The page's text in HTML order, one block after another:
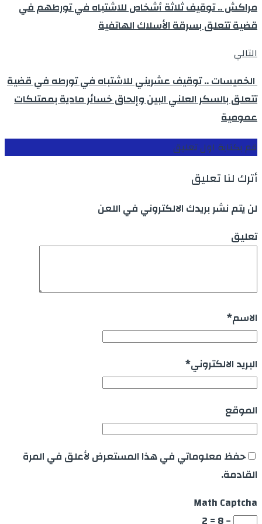
مراكش .. توقيف ثلاثة أشخاص للاشتباه في تورطهم في
قضية تتعلق بسرقة الأسلاك الهاتفية
التالي
الخميسات .. توقيف عشريني للاشتباه في تورطه في قضية
تتعلق بالسكر العلني البين وإلحاق خسائر مادية بممتلكات
عمومية
قم بكتابة اول تعليق
أترك لنا تعليق
لن يتم نشر بريدك الالكتروني في اللعن
تعليق
الاسم*
البريد الالكتروني*
الموقع
حفظ معلوماتي في هذا المستعرض لأعلق في المرة
القادمة.
Math Captcha